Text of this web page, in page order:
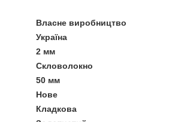
Власне виробництво
Україна
2 мм
Скловолокно
50 мм
Нове
Кладкова